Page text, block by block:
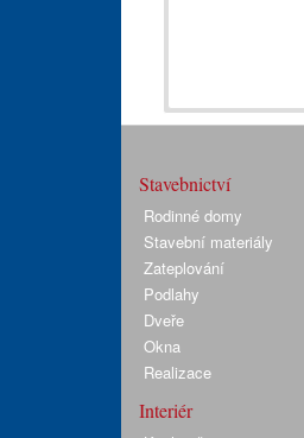
Stavebnictví
Rodinné domy
Stavební materiály
Zateplování
Podlahy
Dveře
Okna
Realizace
Interiér